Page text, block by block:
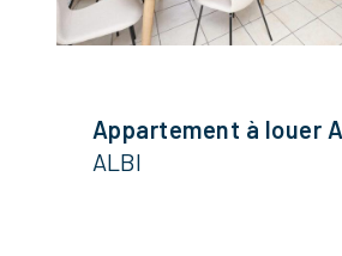
Appartement à louer
ALBI